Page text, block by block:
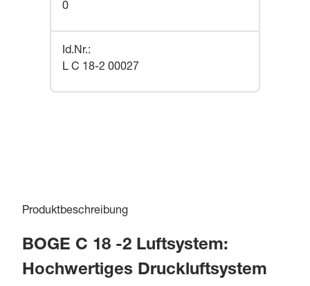
0
Id.Nr.:
L C 18-2 00027
Produktbeschreibung
BOGE C 18 -2 Luftsystem:
Hochwertiges Druckluftsystem